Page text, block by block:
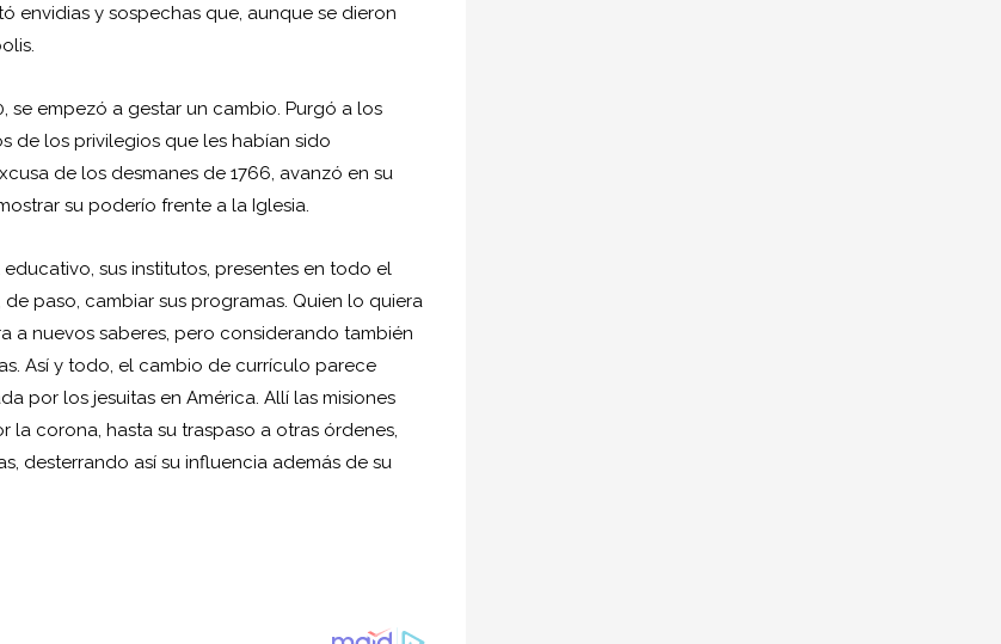
envidias y sospechas que, aunque se dieron
se empezó a gestar un cambio. Purgó a los
de los privilegios que les habían sido
de los desmanes de 1766, avanzó en su
su poderío frente a la Iglesia.
sus institutos, presentes en todo el
paso, cambiar sus programas. Quien lo quiera
a nuevos saberes, pero considerando también
Así y todo, el cambio de currículo parece
por los jesuitas en América. Allí las misiones
corona, hasta su traspaso a otras órdenes,
desterrando así su influencia además de su